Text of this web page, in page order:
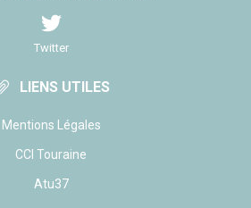
Twitter
LIENS UTILES
Mentions Légales
CCI Touraine
Atu37